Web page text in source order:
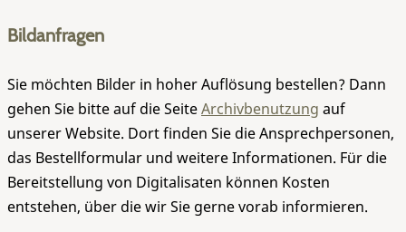
Bildanfragen
Sie möchten Bilder in hoher Auflösung bestellen? Dann
gehen Sie bitte auf die SeiteArchivbenutzung auf
unserer Website. Dort finden Sie die Ansprechpersonen,
das Bestellformular und weitere Informationen. Für die
Bereitstellung von Digitalisaten können Kosten
entstehen, über die wir Sie gerne vorab informieren.